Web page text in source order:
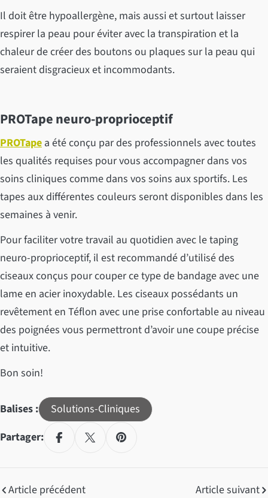
Il doit être hypoallergène, mais aussi et surtout laisser
respirer la peau pour éviter avec la transpiration et la
chaleur de créer des boutons ou plaques sur la peau qui
seraient disgracieux et incommodants.
PROTape neuro-proprioceptif
PROTape a été conçu par des professionnels avec toutes
les qualités requises pour vous accompagner dans vos
soins cliniques comme dans vos soins aux sportifs. Les
tapes aux différentes couleurs seront disponibles dans les
semaines à venir.
Pour faciliter votre travail au quotidien avec le taping
neuro-proprioceptif, il est recommandé d’utilisé des
ciseaux conçus pour couper ce type de bandage avec une
lame en acier inoxydable. Les ciseaux possédants un
revêtement en Téflon avec une prise confortable au niveau
des poignées vous permettront d’avoir une coupe précise
et intuitive.
Bon soin!
Balises :
Solutions-Cliniques
Partager:
Article précédent Article suivant